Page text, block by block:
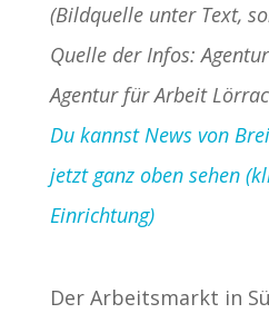
(Bildquelle unter Text,
Quelle der Infos:
Agentur für Arbeit
Du kannst News von
jetzt ganz oben sehen
Einrichtung)
Der Arbeitsmarkt in